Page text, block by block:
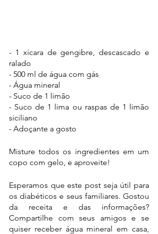
- 1 xícara de gengibre, descascado e
ralado
- 500 ml de água com gás
- Água mineral
- Suco de 1 limão
- Suco de 1 lima ou raspas de 1 limão
siciliano
- Adoçante a gosto
Misture todos os ingredientes em um
copo com gelo, e aproveite!
Esperamos que este post seja útil para
os diabéticos e seus familiares. Gostou
da receita e das informações?
Compartilhe com seus amigos e se
quiser receber água mineral em casa,